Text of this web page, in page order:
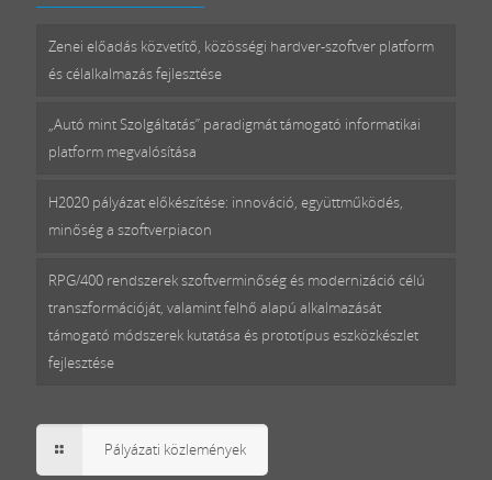
Zenei előadás közvetítő, közösségi hardver-szoftver platform
és célalkalmazás fejlesztése
„Autó mint Szolgáltatás” paradigmát támogató informatikai
platform megvalósítása
H2020 pályázat előkészítése: innováció, együttműködés,
minőség a szoftverpiacon
RPG/400 rendszerek szoftverminőség és modernizáció célú
transzformációját, valamint felhő alapú alkalmazását
támogató módszerek kutatása és prototípus eszközkészlet
fejlesztése
Pályázati közlemények